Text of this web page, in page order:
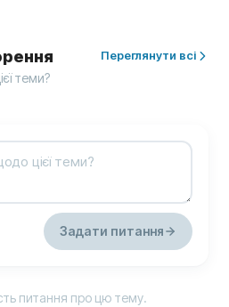
теми?
Переглянути всі
Задати питання
питання про цю тему.